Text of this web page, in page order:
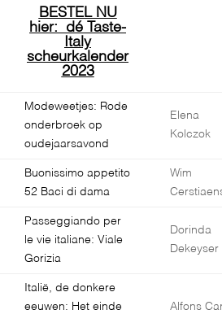
BESTEL NU
hier: dé Taste-
Italy
scheurkalender
2023
Modeweetjes: Rode
onderbroek op
oudejaarsavond
Elena
Kolczok
Buonissimo appetito
52 Baci di dama
Wim
Passeggiando per
le vie italiane: Viale
Gorizia
Dorinda
Dekeyser
Italië, de donkere
eeuwen: Het einde
Alfons